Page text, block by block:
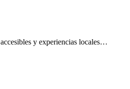
y experiencias locales…